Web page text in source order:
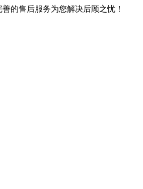
产品，以完善的售后服务为您